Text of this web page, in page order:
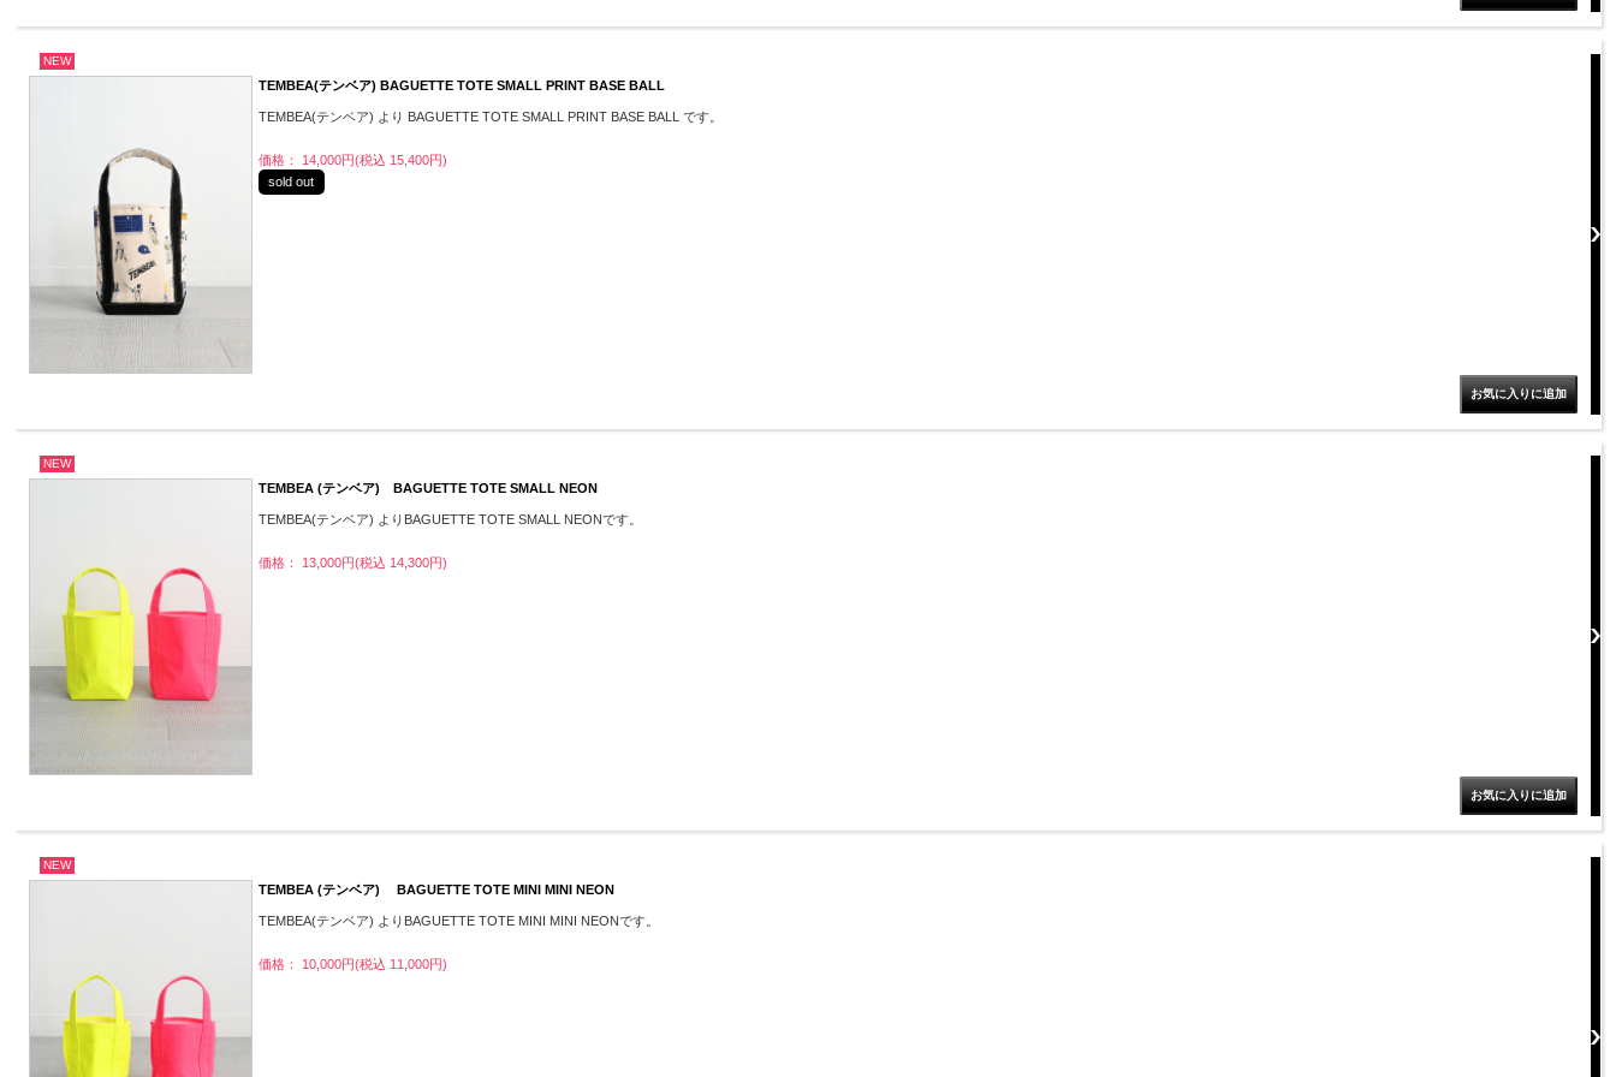
NEW
TEMBEA(テンベア) BAGUETTE TOTE SMALL PRINT BASE BALL
TEMBEA(テンベア) より BAGUETTE TOTE SMALL PRINT BASE BALL です。
価格： 14,000円(税込 15,400円)
sold out
NEW
TEMBEA (テンベア) BAGUETTE TOTE SMALL NEON
TEMBEA(テンベア) よりBAGUETTE TOTE SMALL NEONです。
価格： 13,000円(税込 14,300円)
NEW
TEMBEA (テンベア) BAGUETTE TOTE MINI MINI NEON
TEMBEA(テンベア) よりBAGUETTE TOTE MINI MINI NEONです。
価格： 10,000円(税込 11,000円)